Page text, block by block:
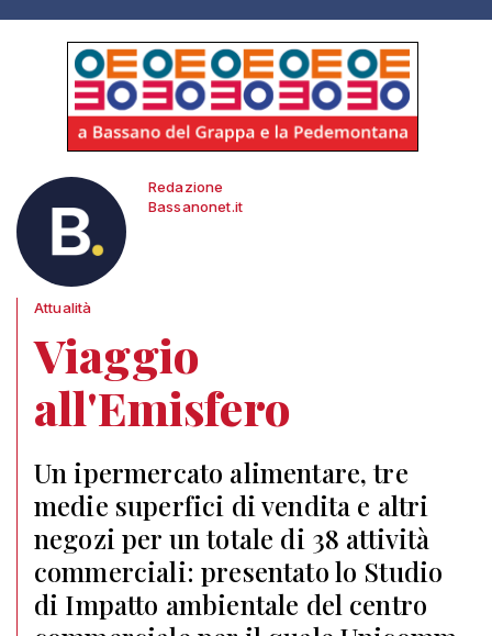
Redazione
Bassanonet.it
Attualità
Viaggio
all'Emisfero
Un ipermercato alimentare, tre
medie superfici di vendita e altri
negozi per un totale di 38 attività
commerciali: presentato lo Studio
di Impatto ambientale del centro